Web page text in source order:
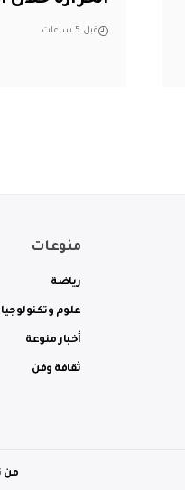
قبل 5 ساعات
منوعات
رياضة
علوم وتكنولوجيا
أخبار منوعة
ثقافة وفن
من